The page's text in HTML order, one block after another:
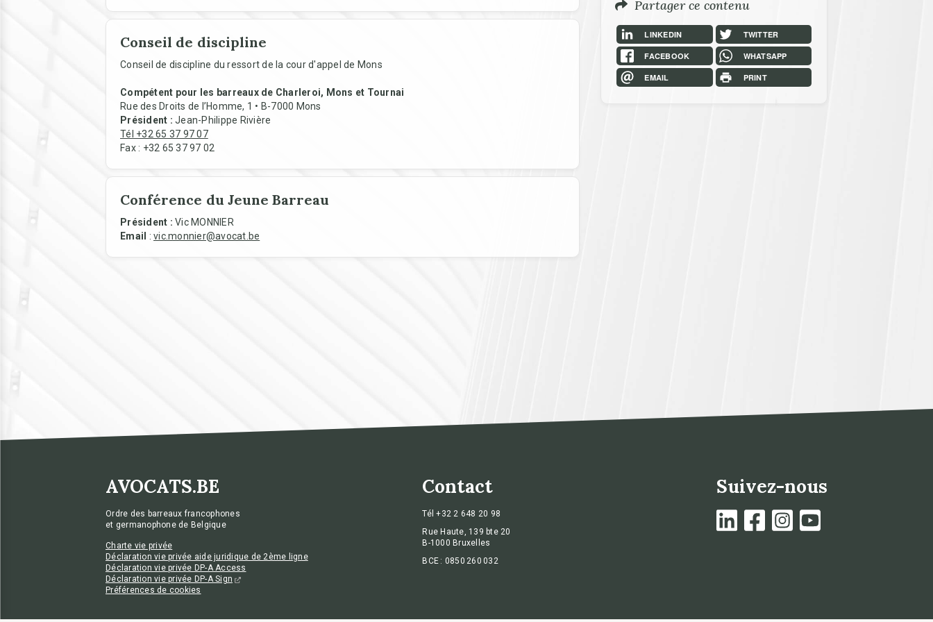
Partager ce contenu
LINKEDIN TWITTER
FACEBOOK WHATSAPP
EMAIL PRINT
Conseil de discipline
Conseil de discipline du ressort de la cour d'appel de Mons
Compétent pour les barreaux de Charleroi, Mons et Tournai
Rue des Droits de l’Homme, 1 • B-7000 Mons
Président : Jean-Philippe Rivière
Tél +32 65 37 97 07
Fax : +32 65 37 97 02
Conférence du Jeune Barreau
Président : Vic MONNIER
Email
: vic.monnier@avocat.be
AVOCATS.BE
Ordre des barreaux francophones
et germanophone de Belgique
Charte vie privée
Déclaration vie privée aide juridique de 2ème ligne
Déclaration vie privée DP-A Access
Déclaration vie privée DP-A Sign
Préférences de cookies
Contact
Tél+32 2 648 20 98
Rue Haute, 139 bte 20
B-1000 Bruxelles
BCE : 0850 260 032
Suivez-nous